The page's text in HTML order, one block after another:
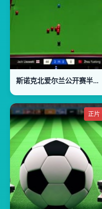
斯诺克北爱尔兰公开赛半决赛杰克·利索夫斯基6-1周跃龙(柏林)20251025
正片